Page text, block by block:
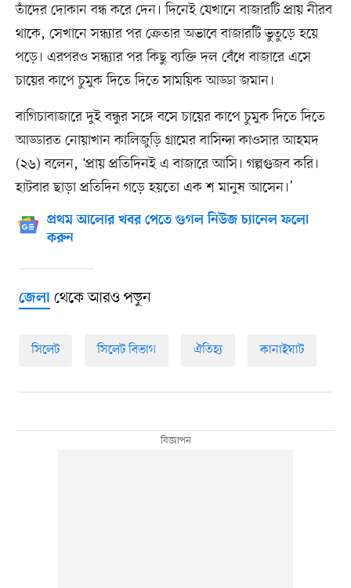
তাঁদের দোকান বন্ধ করে দেন। দিনেই যেখানে বাজারটি প্রায় নীরব
থাকে, সেখানে সন্ধ্যার পর ক্রেতার অভাবে বাজারটি ভুতুড়ে হয়ে
পড়ে। এরপরও সন্ধ্যার পর কিছু ব্যক্তি দল বেঁধে বাজারে এসে
চায়ের কাপে চুমুক দিতে দিতে সাময়িক আড্ডা জমান।
বাগিচাবাজারে দুই বন্ধুর সঙ্গে বসে চায়ের কাপে চুমুক দিতে দিতে
আড্ডারত নোয়াখান কালিজুড়ি গ্রামের বাসিন্দা কাওসার আহমদ
(২৬) বলেন, ‘প্রায় প্রতিদিনই এ বাজারে আসি। গল্পগুজব করি।
হাটবার ছাড়া প্রতিদিন গড়ে হয়তো এক শ মানুষ আসেন।’
প্রথম আলোর খবর পেতে গুগল নিউজ চ্যানেল ফলো
করুন
জেলাথেকে আরও পড়ুন
সিলেট সিলেট বিভাগ ঐতিহ্য কানাইঘাট